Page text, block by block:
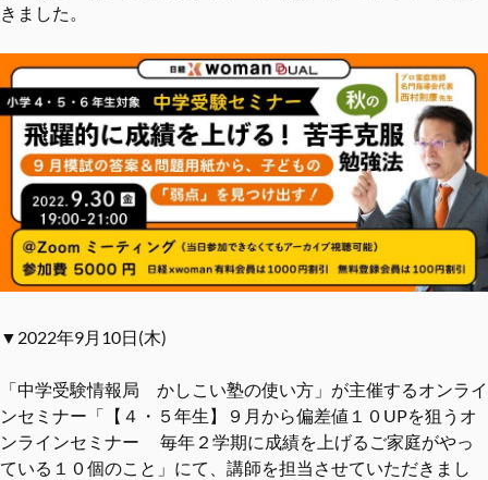
きました。
▼2022年9月10日(木)
「中学受験情報局 かしこい塾の使い方」が主催するオンライ
ンセミナー「【４・５年生】９月から偏差値１０UPを狙うオ
ンラインセミナー 毎年２学期に成績を上げるご家庭がやっ
ている１０個のこと」にて、講師を担当させていただきまし